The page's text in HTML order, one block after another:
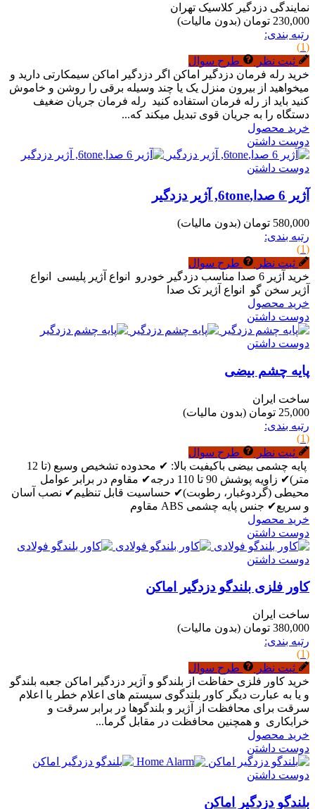
نمایندگی دزدگیر کلاسیک تهران
230,000 تومان
(بدون مالیات)
رتبه بندی:
(1)
ثبت نظر
طرح سوال
خرید رله فرمان دزدگیر اماکن اگر دزدگیر اماکن سیمکارتی دارید و
میخواهید از بیرون منزل یک یا چند وسیله برقی را روشن و خاموش
کنید باید از رله فرمان استفاده کنید رله فرمان جریان ضغیف
دستگاه را به جریان قوی تبدیل میکند که...
خرید محصول
دوست داشتن
دوست داشتن
آژیر 6 صدا,6tone, آژیر دزدگیر
580,000 تومان
(بدون مالیات)
رتبه بندی:
(1)
ثبت نظر
طرح سوال
خرید آژیر 6 صدا مناسب دزدگیر خودرو انواع آژیر پلیسی انواع
آژیر سخن گو انواع آژیر تک صدا
خرید محصول
دوست داشتن
دوست داشتن
پایه چشم بیضی
ساخت ایران
25,000 تومان
(بدون مالیات)
رتبه بندی:
(1)
ثبت نظر
طرح سوال
پایه چشمی بیضی باکیفیت بالا: ✔ محدوده تشخیص وسیع (تا 12
متر)✔ زاویه پوشش 90 تا 110 درجه✔ مقاوم در برابر عوامل
محیطی (گردوغبار، رطوبت)✔ حساسیت قابل تنظیم✔ نصب آسان
و سریع✔ جنس پایه چشمی ABS مقاوم
خرید محصول
دوست داشتن
دوست داشتن
کاور فلزی بلندگو دزدگیر اماکن
ساخت ایران
380,000 تومان
(بدون مالیات)
رتبه بندی:
(1)
ثبت نظر
طرح سوال
خرید کاور فلزی حفاظت از بلندگو و آژیر دزدگیر اماکن جعبه بلندگو
و یا به عبارت دیگر کاور بلندگوی سیستم های اعلام خطر یا اعلام
سرقت برای محافظت از آژیر و بلندگوها در برابر سرقت و
خرابکاری و همچنین محافظت در مقابل گرما...
خرید محصول
دوست داشتن
دوست داشتن
بلندگو دزدگیر اماکن